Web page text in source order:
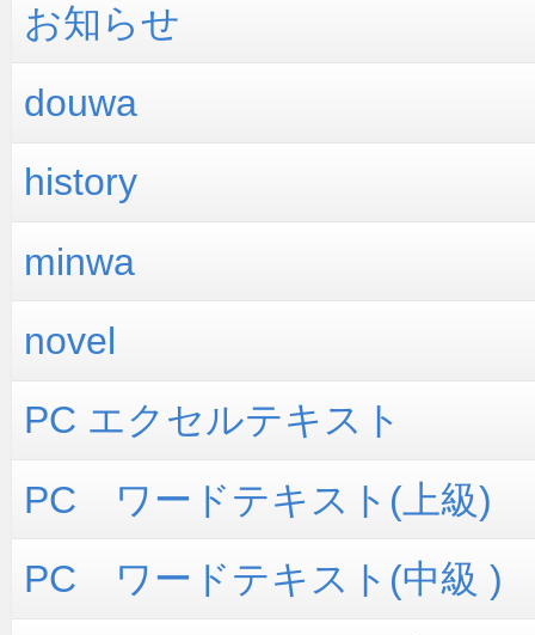
お知らせ
douwa
history
minwa
novel
PC エクセルテキスト
PC ワードテキスト(上級)
PC ワードテキスト(中級 )